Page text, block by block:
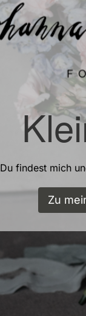
Du findest mich
Zu